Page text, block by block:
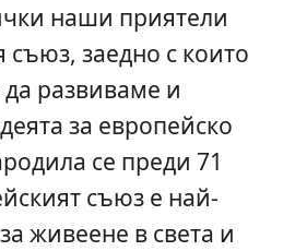
наши приятели
съюз, заедно с които
развиваме и
за европейско
се преди 71
съюз е най-
живеене в света и